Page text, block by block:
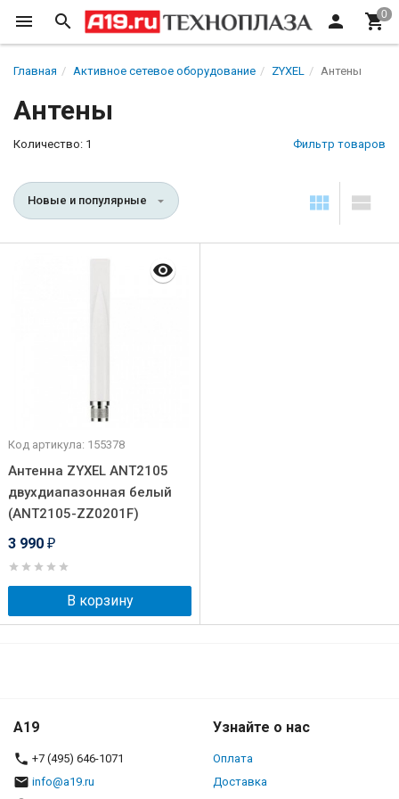
Главная Активное сетевое оборудование ZYXEL Антены
Антены
Количество: 1 Фильтр товаров
Новые и популярные
Код артикула: 155378
Антенна ZYXEL ANT2105
двухдиапазонная белый
(ANT2105-ZZ0201F)
3 990 ₽
В корзину
A19
+7 (495) 646-1071
info@a19.ru
Узнайте о нас
Оплата
Доставка